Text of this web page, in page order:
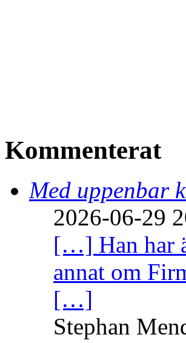
Kommenterat
Med uppenbar
2026-06-29
[…] Han har
annat om
[…]
Stephan